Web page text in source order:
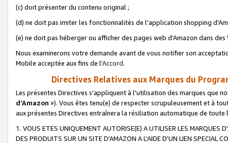
(c) doit présenter du contenu original ;
(d) ne doit pas imiter les fonctionnalités de l'application shopping
(e) ne doit pas héberger ou afficher des pages web d'Amazon dans
Nous examinerons votre demande avant de vous notifier son
Mobile acceptée aux fins de l'Accord.
Directives Relatives aux Marques du
Les présentes Directives s'appliquent à l'utilisation des marques que
d'Amazon »). Vous êtes tenu(e) de respecter scrupuleusement et à
aux présentes Directives entraînera la résiliation automatique de
1. VOUS ETES UNIQUEMENT AUTORISE(E) A UTILISER LES MARQUES
DES PRODUITS SUR UN SITE D'AMAZON A L'AIDE D'UN LIEN SPECIAL